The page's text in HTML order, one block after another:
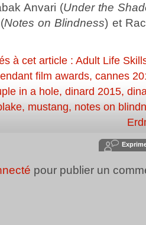
Anvari (Under the
Notes on Blindness) et
à cet article : Adult Life
film awards, cannes
in a hole, dinard 2015,
, mustang, notes on
pour publier un